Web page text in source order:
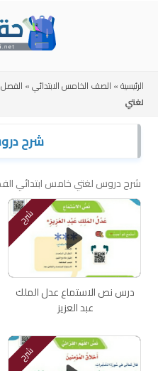
الرئيسية» الصف الخامس الابتدائي»
لغتي
شرح
شرح دروس لغتي خامس ابتدائي
شرح
درس نص الاستماع عدل الملك
عبد العزيز
شرح